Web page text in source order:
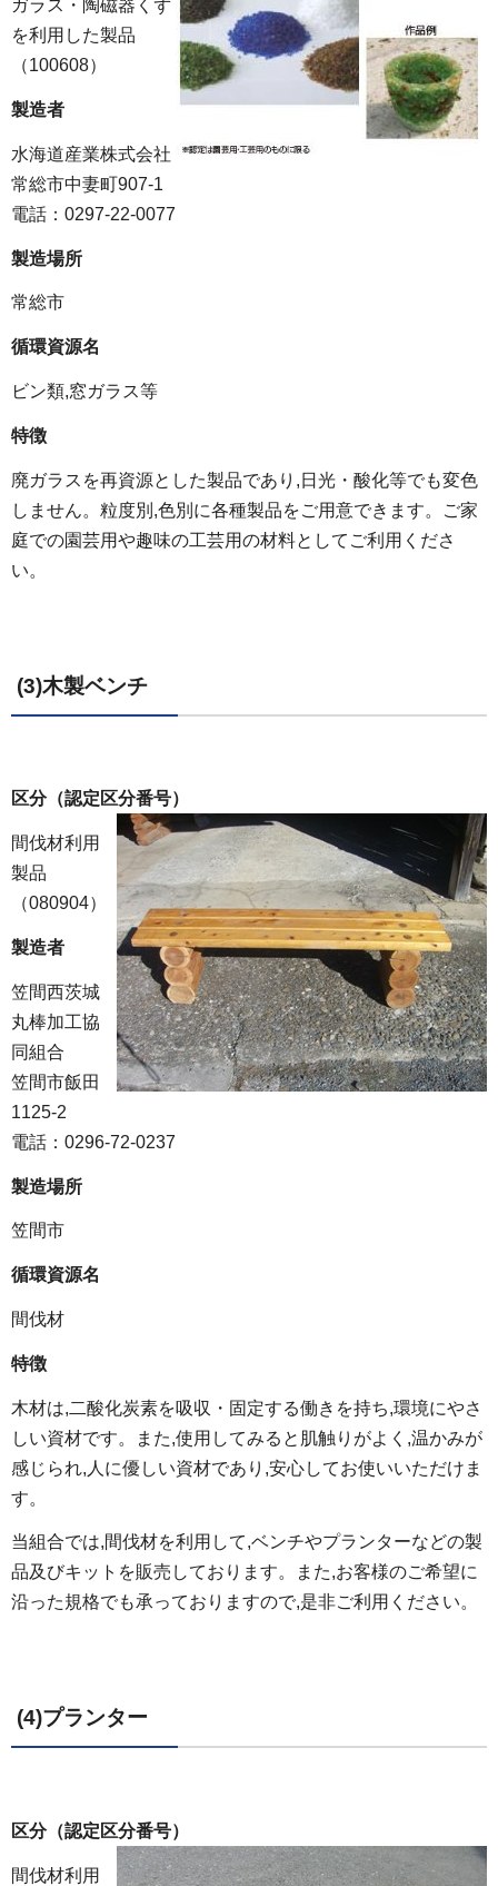
ガラス・陶磁器くず
を利用した製品
（100608）
製造者
水海道産業株式会社
常総市中妻町907-1
電話：0297-22-0077
製造場所
常総市
循環資源名
ビン類,窓ガラス等
特徴
廃ガラスを再資源とした製品であり,日光・酸化等でも変色
しません。粒度別,色別に各種製品をご用意できます。ご家
庭での園芸用や趣味の工芸用の材料としてご利用くださ
い。
(3)木製ベンチ
区分（認定区分番号）
間伐材利用
製品
（080904）
製造者
笠間西茨城
丸棒加工協
同組合
笠間市飯田
1125-2
電話：0296-72-0237
製造場所
笠間市
循環資源名
間伐材
特徴
木材は,二酸化炭素を吸収・固定する働きを持ち,環境にやさ
しい資材です。また,使用してみると肌触りがよく,温かみが
感じられ,人に優しい資材であり,安心してお使いいただけま
す。
当組合では,間伐材を利用して,ベンチやプランターなどの製
品及びキットを販売しております。また,お客様のご希望に
沿った規格でも承っておりますので,是非ご利用ください。
(4)プランター
区分（認定区分番号）
間伐材利用